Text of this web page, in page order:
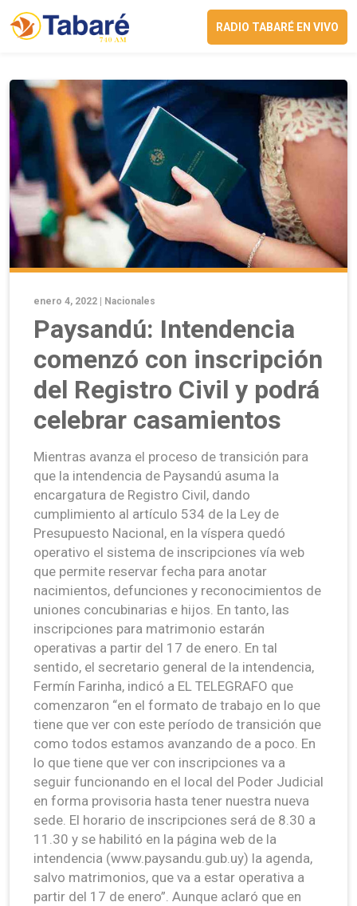
RADIO TABARÉ EN VIVO
enero 4, 2022 | Nacionales
Paysandú: Intendencia
comenzó con inscripción
del Registro Civil y podrá
celebrar casamientos
Mientras avanza el proceso de transición para
que la intendencia de Paysandú asuma la
encargatura de Registro Civil, dando
cumplimiento al artículo 534 de la Ley de
Presupuesto Nacional, en la víspera quedó
operativo el sistema de inscripciones vía web
que permite reservar fecha para anotar
nacimientos, defunciones y reconocimientos de
uniones concubinarias e hijos. En tanto, las
inscripciones para matrimonio estarán
operativas a partir del 17 de enero. En tal
sentido, el secretario general de la intendencia,
Fermín Farinha, indicó a EL TELEGRAFO que
comenzaron “en el formato de trabajo en lo que
tiene que ver con este período de transición que
como todos estamos avanzando de a poco. En
lo que tiene que ver con inscripciones va a
seguir funcionando en el local del Poder Judicial
en forma provisoria hasta tener nuestra nueva
sede. El horario de inscripciones será de 8.30 a
11.30 y se habilitó en la página web de la
intendencia (www.paysandu.gub.uy) la agenda,
salvo matrimonios, que va a estar operativa a
partir del 17 de enero”. Aunque aclaró que en